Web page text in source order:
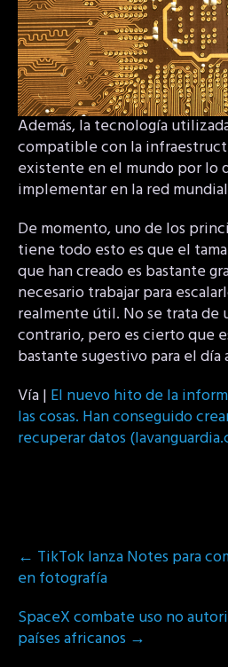
Además, la tecnología
compatible con la
existente en el mundo por lo
implementar en la red
De momento, uno de los
tiene todo esto es que el
que han creado es bastante
necesario trabajar para
realmente útil. No se trata de
contrario, pero es cierto que
bastante sugestivo para el día
Vía | El nuevo hito de la
las cosas. Han conseguido
recuperar datos
Post
navigation
← TikTok lanza Notes para
en fotografía
SpaceX combate uso no
países africanos →